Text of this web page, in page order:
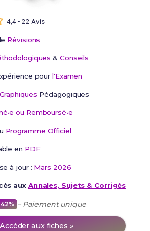
4,4 • 22 Avis
Révisions
&Conseils
pourl'Examen
Pédagogiques
ou Remboursé•e
Programme Officiel
en PDF
à jour : Mars 2026
aux Annales, Sujets & Corrigés
– Paiement unique
Accéder aux fiches »